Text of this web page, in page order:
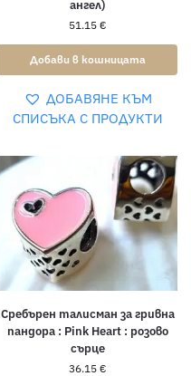
ангел)
51.15 €
Добави в кошницата
ДОБАВЯНЕ КЪМ
СПИСЪКА С ПРОДУКТИ
Сребърен талисман за гривна
пандора : Pink Heart : розово
сърце
36.15 €